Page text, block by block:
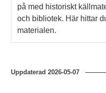
på med historiskt
och bibliotek. Här hittar
materialen.
Uppdaterad2026-05-07